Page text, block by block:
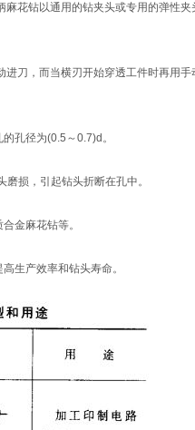
花钻以通用的钻夹头或专用的弹性夹
刀，而当横刃开始穿透工件时再用手
孔径为(0.5～0.7)d。
损，引起钻头折断在孔中。
金麻花钻等。
生产效率和钻头寿命。